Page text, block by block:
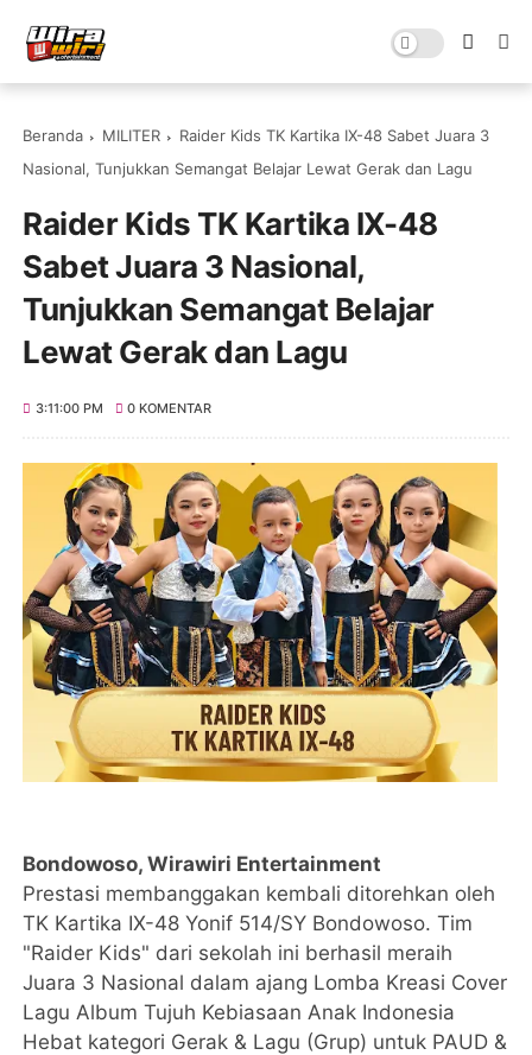
Beranda MILITER
Raider Kids TK Kartika IX-48 Sabet Juara 3
Nasional, Tunjukkan Semangat Belajar Lewat Gerak dan Lagu
Raider Kids TK Kartika IX-48
Sabet Juara 3 Nasional,
Tunjukkan Semangat Belajar
Lewat Gerak dan Lagu
3:11:00 PM 0 KOMENTAR
Bondowoso, Wirawiri Entertainment
Prestasi membanggakan kembali ditorehkan oleh
TK Kartika IX-48 Yonif 514/SY Bondowoso. Tim
"Raider Kids" dari sekolah ini berhasil meraih
Juara 3 Nasional dalam ajang Lomba Kreasi Cover
Lagu Album Tujuh Kebiasaan Anak Indonesia
Hebat kategori Gerak & Lagu (Grup) untuk PAUD &